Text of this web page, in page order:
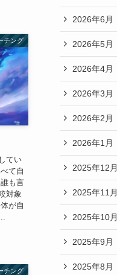
チング
てい
て自
も言
対象
が自
チング
2026年6月
2026年5月
2026年4月
2026年3月
2026年2月
2026年1月
2025年12月
2025年11月
2025年10月
2025年9月
2025年8月